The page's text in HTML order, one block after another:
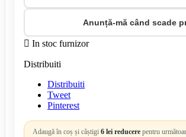
Anunță-mă când scade
 In stoc furnizor
Distribuiti
Distribuiti
Tweet
Pinterest
Adaugă în coș și câștigi 6 lei reducere pentru